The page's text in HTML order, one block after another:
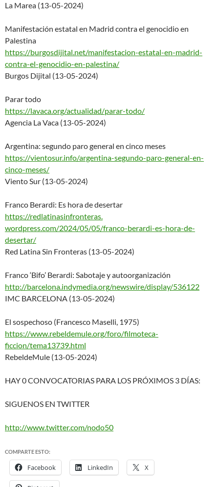
La Marea (13-05-2024)
Manifestación estatal en Madrid contra el genocidio en
Palestina
https://burgosdijital.net/manifestacion-estatal-en-madrid-
contra-el-genocidio-en-palestina/
Burgos Dijital (13-05-2024)
Parar todo
https://lavaca.org/actualidad/parar-todo/
Agencia La Vaca (13-05-2024)
Argentina: segundo paro general en cinco meses
https://vientosur.info/argentina-segundo-paro-general-en-
cinco-meses/
Viento Sur (13-05-2024)
Franco Berardi: Es hora de desertar
https://redlatinasinfronteras.
wordpress.com/2024/05/05/franco-berardi-es-hora-de-
desertar/
Red Latina Sin Fronteras (13-05-2024)
Franco ‘Bifo’ Berardi: Sabotaje y autoorganización
http://barcelona.indymedia.org/newswire/display/536122
IMC BARCELONA (13-05-2024)
El sospechoso (Francesco Maselli, 1975)
https://www.rebeldemule.org/foro/filmoteca-
ficcion/tema13739.html
RebeldeMule (13-05-2024)
HAY 0 CONVOCATORIAS PARA LOS PRÓXIMOS 3 DÍAS:
SIGUENOS EN TWITTER
http://www.twitter.com/nodo50
COMPARTE ESTO:
Facebook LinkedIn X